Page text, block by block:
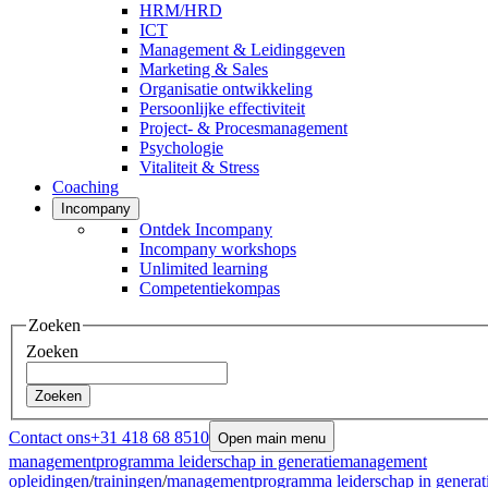
HRM/HRD
ICT
Management & Leidinggeven
Marketing & Sales
Organisatie ontwikkeling
Persoonlijke effectiviteit
Project- & Procesmanagement
Psychologie
Vitaliteit & Stress
Coaching
Incompany
Ontdek Incompany
Incompany workshops
Unlimited learning
Competentiekompas
Zoeken
Zoeken
Zoeken
Contact ons+31 418 68 8510 Open main menu
managementprogramma leiderschap in generatiemanagement
opleidingen/trainingen/managementprogramma leiderschap in